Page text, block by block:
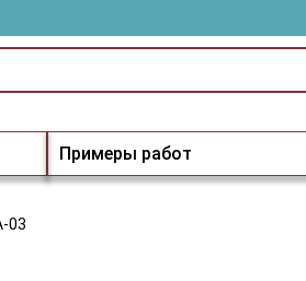
Примеры работ
03